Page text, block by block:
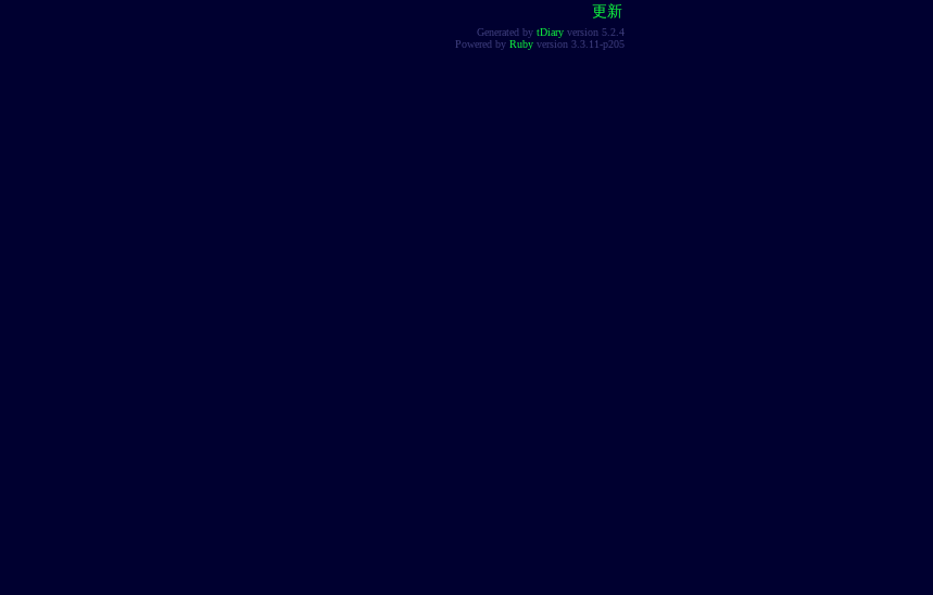
更新
Generated by tDiary version 5.2.4
Powered by Ruby version 3.3.11-p205